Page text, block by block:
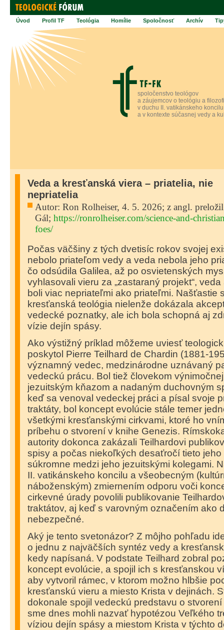
Úvod Profil TF Teológia Homílie Spoločnosť Archív
spoločenstvo teológov
a záujemcov o teológiu a
v duchu II. vatikánskeho koncilu
a v kontexte súčasnej vedy a
Veda a kresťanská viera – priatelia, nie
nepriatelia
Autor: Ron Rolheiser, 4. 5. 2026; z angl. preložil
Gál; https://ronrolheiser.com/science-and-
foes/
Počas väčšiny z tých dvetisíc rokov svojej
nebolo priateľom vedy a veda nebola jeho
čo odsúdila Galilea, až po osvietenských
vyhlasovali vieru za „zastaraný projekt“,
boli viac nepriateľmi ako priateľmi. Našťastie
kresťanská teológia nielenže dokázala
vedecké poznatky, ale ich bola schopná aj
vízie dejín spásy.
Ako výstižný príklad môžeme uviesť
poskytol Pierre Teilhard de Chardin (1881-
významný vedec, medzinárodne uznávaný
vedeckú prácu. Bol tiež človekom
jezuitským kňazom a nadaným duchovným
keď sa venoval vedeckej práci a písal svoje
traktáty, bol koncept evolúcie stále temer
všetkými kresťanskými cirkvami, ktoré ho
príbehu o stvorení v knihe Genezis.
autority dokonca zakázali Teilhardovi
spisy a počas niekoľkých desaťročí tieto
súkromne medzi jeho jezuitskými kolegami.
II. vatikánskeho koncilu a všeobecným
náboženským) zmiernením odporu voči
cirkevné úrady povolili publikovanie
traktátov, aj keď s varovným označením ako
nebezpečné.
Aký je tento svetonázor? Z môjho pohľadu
o jednu z najväčších syntéz vedy a
kedy napísaná. V podstate Teilhard zobral
koncept evolúcie, a spojil ich s kresťanskou
aby vytvoril rámec, v ktorom možno hlbšie
kresťanskú vieru a miesto Krista v dejinách.
dokonale spojil vedeckú predstavu o
sme dnes mohli nazvať hypotézou Veľkého
víziou dejín spásy a miestom Krista v týchto